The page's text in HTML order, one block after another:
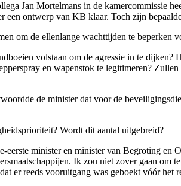
Jan Mortelmans in de kamercommissie
een ontwerp van KB klaar. Toch zijn
om de ellenlange wachttijden te beperken
volstaan om de agressie in te
en wapenstok te legitimeren?
de minister dat voor de
Wordt dit aantal uitgebreid?
eerste minister en minister van Begroting en
Ik zou niet zover gaan
er reeds vooruitgang was geboekt vóór het